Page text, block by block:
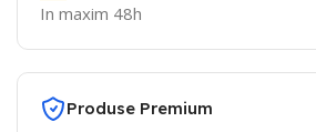
In maxim 48h
Produse Premium